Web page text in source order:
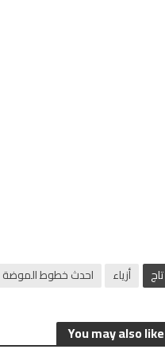
تاج أزياء احدث خطوط الموضة
You may also like